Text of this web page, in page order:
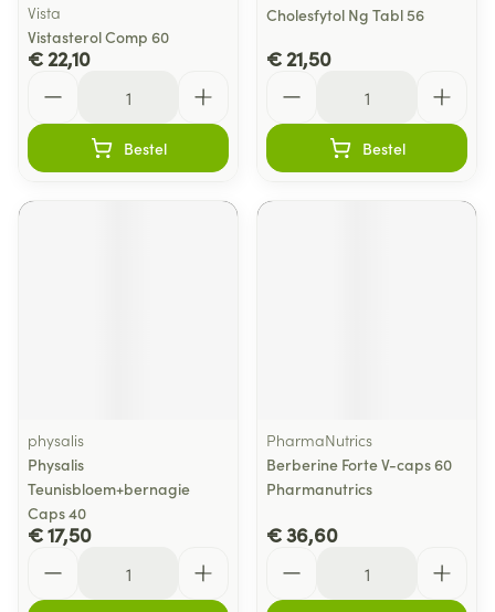
Vista
Vistasterol Comp 60
€ 22,10
Bestel
Cholesfytol Ng Tabl 56
€ 21,50
Bestel
physalis
Physalis
Teunisbloem+bernagie
Caps 40
€ 17,50
PharmaNutrics
Berberine Forte V-caps 60
Pharmanutrics
€ 36,60